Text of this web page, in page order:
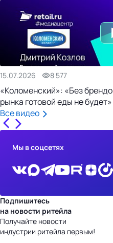
15.07.2026 8 577
«Коломенский»: «Без
рынка готовой еды не будет»
Все видео
Мы в соцсетях
Подпишитесь
на новости ритейла
Получайте новости
индустрии ритейла первым!